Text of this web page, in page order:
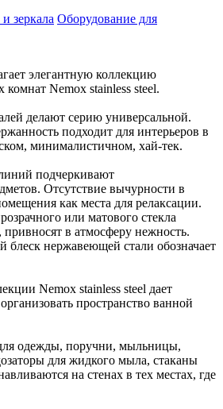
зеркала Оборудование для
элегантную коллекцию
комнат Nemox stainless steel.
делают серию универсальной.
подходит для интерьеров в
минималистичном, хай-тек.
подчеркивают
Отсутствие вычурности в
как места для релаксации.
или матового стекла
в атмосферу нежность.
блеск нержавеющей стали обозначает
Nemox stainless steel дает
пространство ванной
одежды, поручни, мыльницы,
для жидкого мыла, стаканы
на стенах в тех местах, где